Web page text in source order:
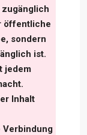
öffentliche
sondern
ist.
jedem
Inhalt
Verbindung